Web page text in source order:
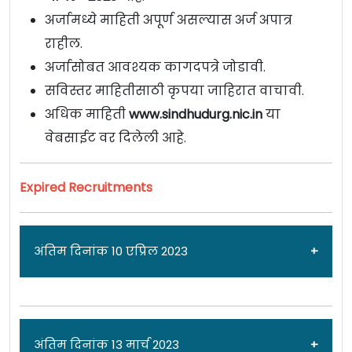
अर्जामध्ये माहिती अपूर्ण असल्यास अर्ज अपात्र
राहील.
अर्जासोबत आवश्यक कागदपत्रे जोडावी.
सविस्तर माहितीसाठी कृपया जाहिरात वाचावी.
अधिक माहितीwww.sindhudurg.nic.inया
वेबसाईट वर दिलेली आहे.
Expired Recruitments
अंतिम दिनांक 10 एप्रिल 2023
जाहिरात दिनांक: 23/03/23
अंतिम दिनांक 13 मार्च 2023